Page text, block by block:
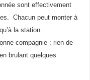
sont effectivement
Chacun peut monter à
la station.
compagnie : rien de
brulant quelques